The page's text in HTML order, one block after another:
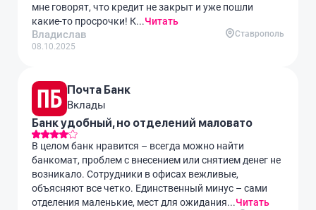
мне говорят, что кредит не закрыт и уже пошли
какие-то просрочки! К...Читать
Владислав
08.10.2025
Ставрополь
Почта Банк
Вклады
Банк удобный, но отделений маловато
В целом банк нравится – всегда можно найти
банкомат, проблем с внесением или снятием денег не
возникало. Сотрудники в офисах вежливые,
объясняют все четко. Единственный минус – сами
отделения маленькие, мест для ожидания...Читать